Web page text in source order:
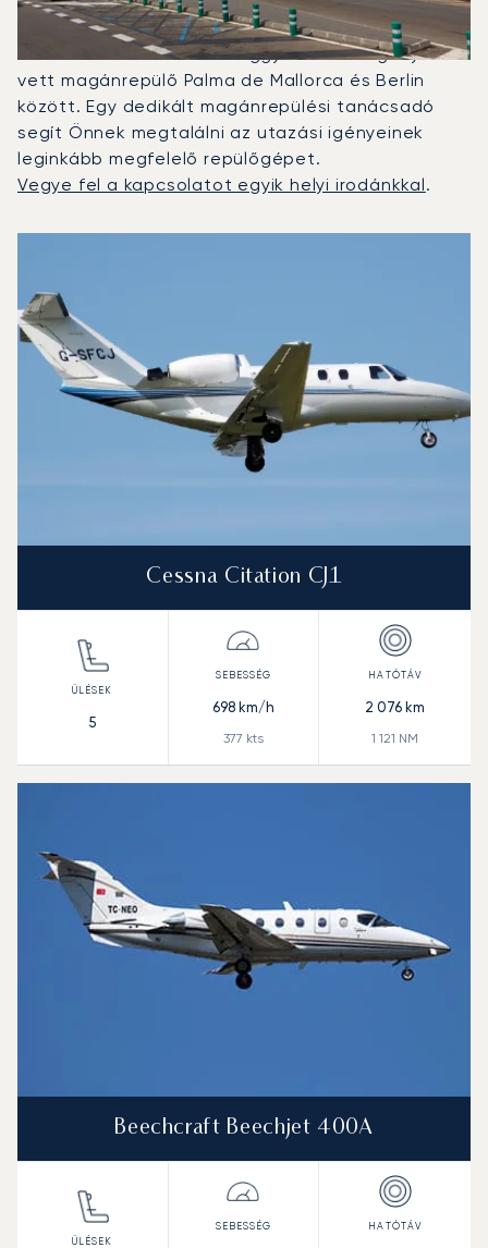
2025-ben a Citation CJ1, a Beechjet 400A és a
Citation Latitude volt a leggyakrabban igénybe
vett magánrepülő Palma de Mallorca és Berlin
között. Egy dedikált magánrepülési tanácsadó
segít Önnek megtalálni az utazási igényeinek
leginkább megfelelő repülőgépet.
Vegye fel a kapcsolatot egyik helyi irodánkkal.
Hatótávolság (NM)
Cessna Citation CJ1
5
698km/h
377 kts
2 076 km
1 121 NM
Beechcraft Beechjet 400A